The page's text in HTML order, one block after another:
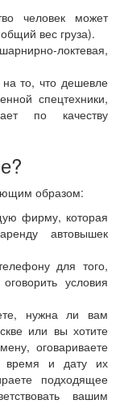
человек может
вес груза).
локтевая,
то, что дешевле
спецтехники,
по качеству
образом:
фирму, которая
автовышек
для того,
условия
нужна ли вам
или вы хотите
оговариваете
время и дату их
подходящее
вашим